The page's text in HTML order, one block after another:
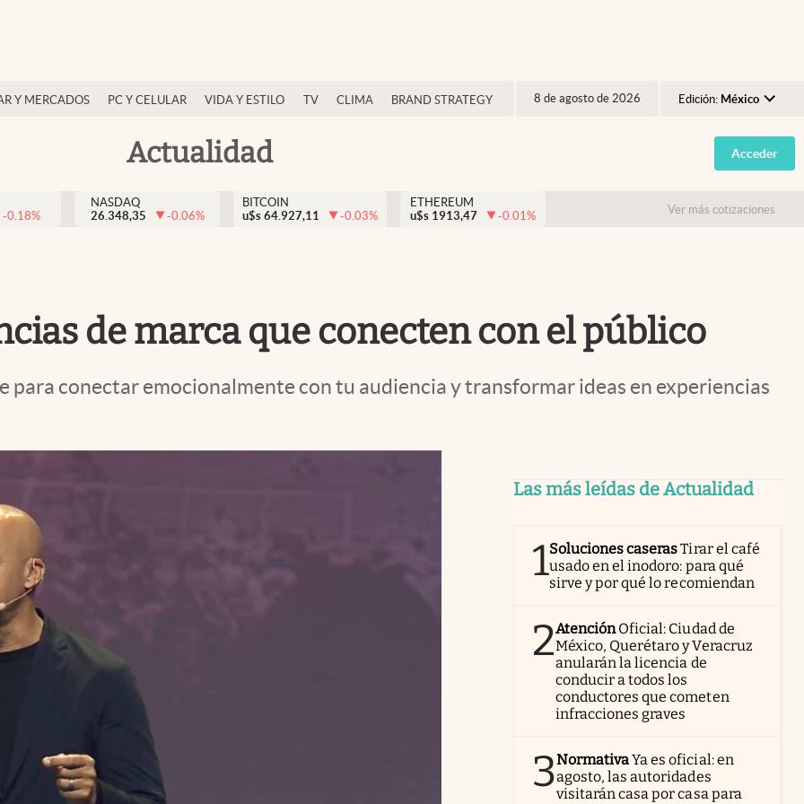
Y MERCADOS PC Y CELULAR VIDA Y ESTILO TV CLIMA BRAND STRATEGY 8 de agosto de 2026 Edición: México
Argentina
España
USA
Actualidad Acceder
-0.18%
NASDAQ
26.348,35
-0.06%
BITCOIN
u$s 64.927,11 -0.03%
ETHEREUM
u$s 1913,47 -0.01% Ver más cotizaciones
de marca que conecten con el público
para conectar emocionalmente con tu audiencia y transformar ideas en experiencias
Las más leídas de Actualidad
1Soluciones caserasTirar el café
usado en el inodoro: para qué
sirve y por qué lo recomiendan
2AtenciónOficial: Ciudad de
México, Querétaro y Veracruz
anularán la licencia de
conducir a todos los
conductores que cometen
infracciones graves
3NormativaYa es oficial: en
agosto, las autoridades
visitarán casa por casa para